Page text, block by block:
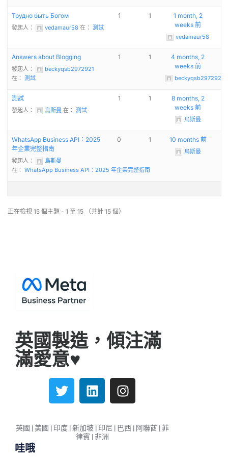
Трудно быть Богом
發起人： vedamaur58 在： 測試
1 1
1 month, 2
weeks 前
vedamaur58
Answers about Blogging
發起人：
beckyqsb2972921
在： 測試
1 1
4 months, 2
weeks 前
beckyqsb2972921
測試
發起人： 烏斯曼 在： 測試
1 1
8 months, 2
weeks 前
烏斯曼
WhatsApp Business API：2025
年企業完整指南
發起人：
烏斯曼
在： WhatsApp Business API：2025 年企業完整指南
0 1 10 months 前
烏斯曼
正在檢視 15 個主題 - 1 至 15 （共計 15 個）
英國製造，傾注滿
滿愛意♥️
英國 | 美國 | 印度 | 新加坡 | 印尼 | 巴西 | 阿聯酋 | 菲
律賓 | 非洲
哇哦
Spanish (Mexico)
Assamese
Italian
Ukrainian
Chinese (Taiwan)